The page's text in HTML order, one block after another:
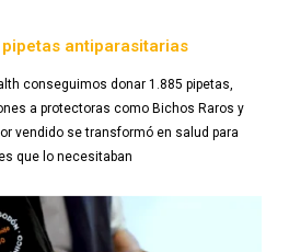
antiparasitarias
conseguimos donar 1.885 pipetas,
a protectoras como Bichos Raros y
vendido se transformó en salud para
que lo necesitaban